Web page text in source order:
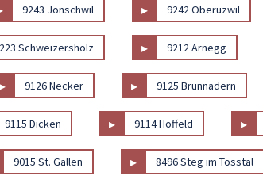
9243 Jonschwil ▸ 9242 Oberuzwil
Schweizersholz ▸ 9212 Arnegg
▸ 9126 Necker ▸ 9125 Brunnadern
9115 Dicken ▸ 9114 Hoffeld ▸
9015 St. Gallen ▸ 8496 Steg im Tösstal